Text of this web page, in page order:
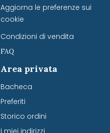
Aggiorna le preferenze sui
cookie
Condizioni di vendita
FAQ
Area privata
Bacheca
Preferiti
Storico ordini